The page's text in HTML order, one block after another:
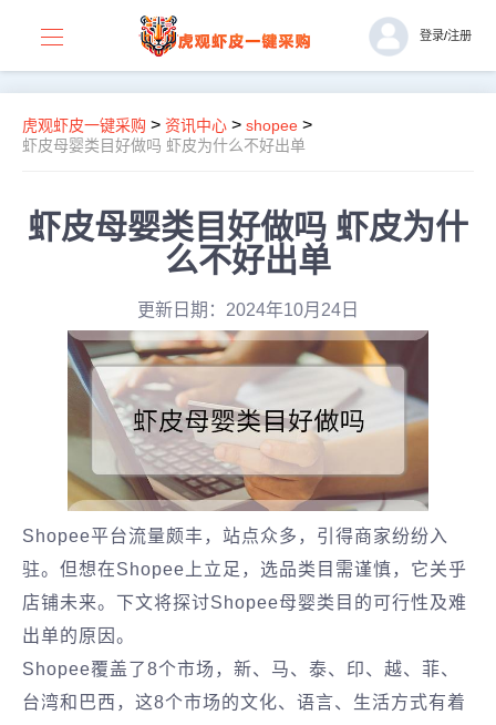
登录/注册
虎观虾皮一键采购 > 资讯中心 > shopee >
虾皮母婴类目好做吗 虾皮为什么不好出单
虾皮母婴类目好做吗 虾皮为什
么不好出单
更新日期：2024年10月24日
Shopee平台流量颇丰，站点众多，引得商家纷纷入
驻。但想在Shopee上立足，选品类目需谨慎，它关乎
店铺未来。下文将探讨Shopee母婴类目的可行性及难
出单的原因。
Shopee覆盖了8个市场，新、马、泰、印、越、菲、
台湾和巴西，这8个市场的文化、语言、生活方式有着